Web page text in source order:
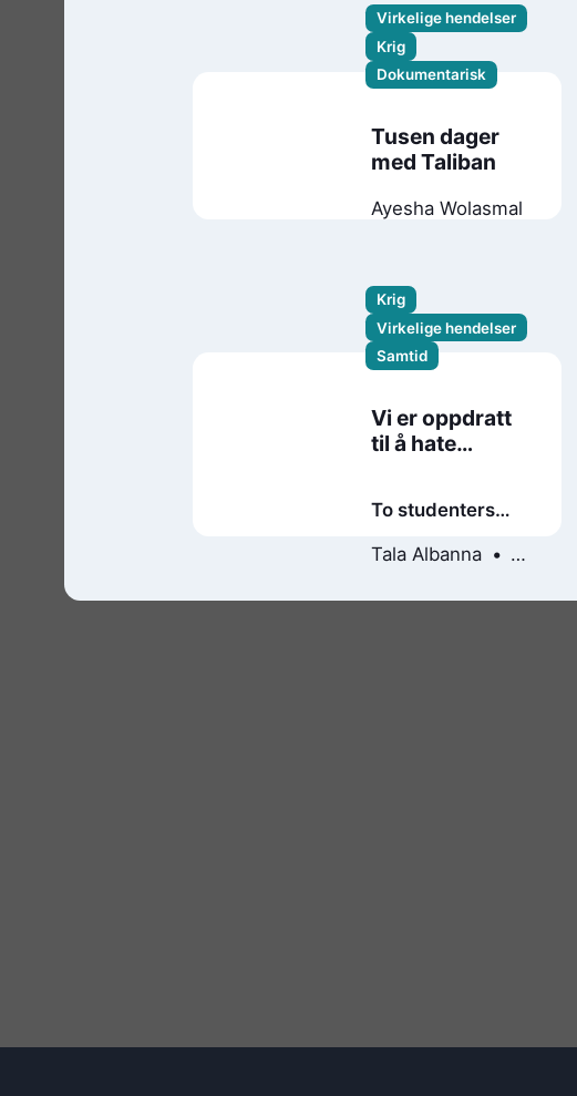
Virkelige hendelser
Krig
Dokumentarisk
Tusen dager
med Taliban
Ayesha Wolasmal
Krig
Virkelige hendelser
Samtid
Vi er oppdratt
til å hate
To studenters
mellom Gaza og
Tala Albanna
Dimitri Krier